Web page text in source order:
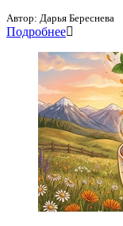
Автор: Дарья Береснева
Подробнее